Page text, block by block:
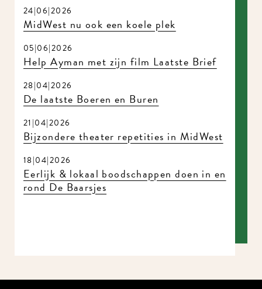
MidWest nu ook een koele plek
Help Ayman met zijn film Laatste Brief
De laatste Boeren en Buren
Bijzondere theater repetities in MidWest
Eerlijk & lokaal boodschappen doen in
en rond De Baarsjes